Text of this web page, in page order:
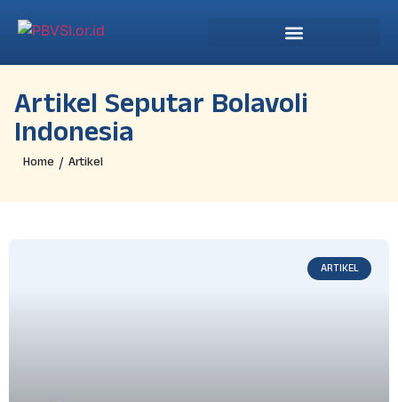
Artikel Seputar Bolavoli
Indonesia
Home / Artikel
ARTIKEL